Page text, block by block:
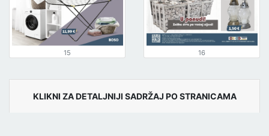
15 16
KLIKNI ZA DETALJNIJI SADRŽAJ PO STRANICAMA